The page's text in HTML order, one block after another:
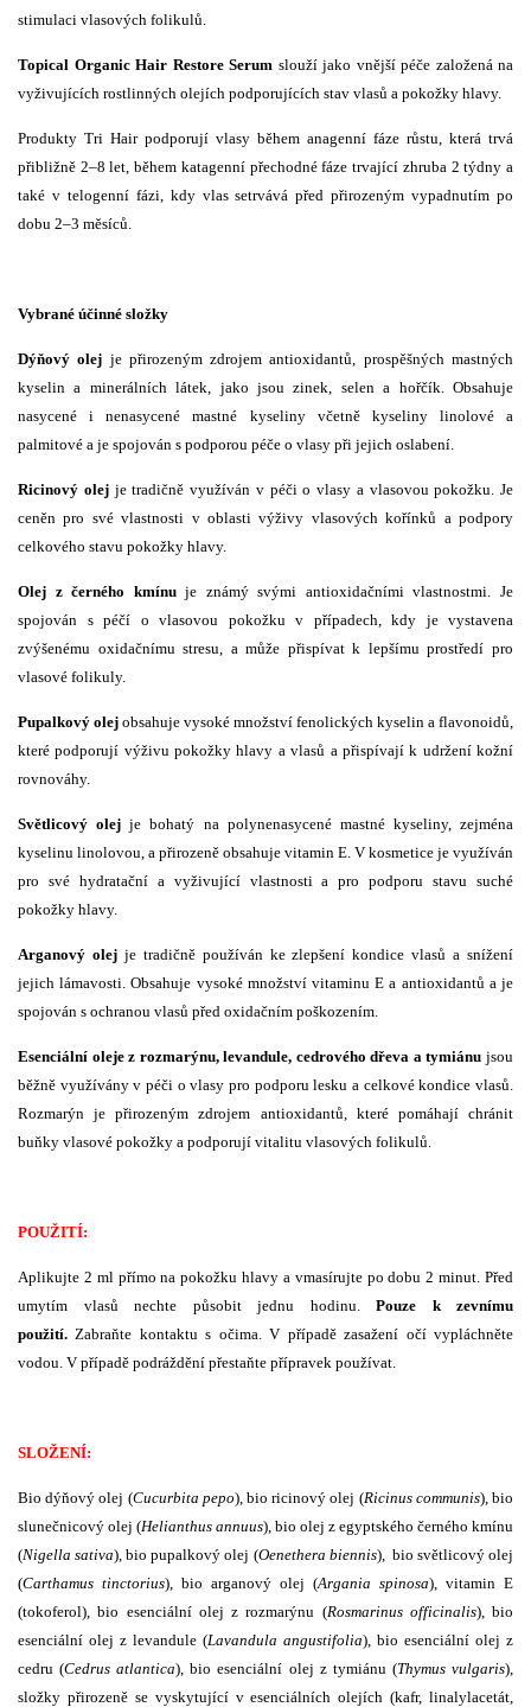
stimulaci vlasových folikulů.
Topical Organic Hair Restore Serum slouží jako vnější péče založená na
vyživujících rostlinných olejích podporujících stav vlasů a pokožky hlavy.
Produkty Tri Hair podporují vlasy během anagenní fáze růstu, která trvá
přibližně 2–8 let, během katagenní přechodné fáze trvající zhruba 2 týdny a
také v telogenní fázi, kdy vlas setrvává před přirozeným vypadnutím po
dobu 2–3 měsíců.
Vybrané účinné složky
Dýňový olej je přirozeným zdrojem antioxidantů, prospěšných mastných
kyselin a minerálních látek, jako jsou zinek, selen a hořčík. Obsahuje
nasycené i nenasycené mastné kyseliny včetně kyseliny linolové a
palmitové a je spojován s podporou péče o vlasy při jejich oslabení.
Ricinový olejje tradičně využíván v péči o vlasy a vlasovou pokožku. Je
ceněn pro své vlastnosti v oblasti výživy vlasových kořínků a podpory
celkového stavu pokožky hlavy.
Olej z černého kmínuje známý svými antioxidačními vlastnostmi. Je
spojován s péčí o vlasovou pokožku v případech, kdy je vystavena
zvýšenému oxidačnímu stresu, a může přispívat k lepšímu prostředí pro
vlasové folikuly.
Pupalkový olej obsahuje vysoké množství fenolických kyselin a flavonoidů,
které podporují výživu pokožky hlavy a vlasů a přispívají k udržení kožní
rovnováhy.
Světlicový olej je bohatý na polynenasycené mastné kyseliny, zejména
kyselinu linolovou, a přirozeně obsahuje vitamin E. V kosmetice je využíván
pro své hydratační a vyživující vlastnosti a pro podporu stavu suché
pokožky hlavy.
Arganový olejje tradičně používán ke zlepšení kondice vlasů a snížení
jejich lámavosti. Obsahuje vysoké množství vitaminu E a antioxidantů a je
spojován s ochranou vlasů před oxidačním poškozením.
Esenciální oleje z rozmarýnu, levandule, cedrového dřeva a tymiánu jsou
běžně využívány v péči o vlasy pro podporu lesku a celkové kondice vlasů.
Rozmarýn je přirozeným zdrojem antioxidantů, které pomáhají chránit
buňky vlasové pokožky a podporují vitalitu vlasových folikulů.
POUŽITÍ:
Aplikujte 2 ml přímo na pokožku hlavy a vmasírujte po dobu 2 minut. Před
umytím vlasů nechte působit jednu hodinu. Pouze k zevnímu
použití. Zabraňte kontaktu s očima. V případě zasažení očí vypláchněte
vodou. V případě podráždění přestaňte přípravek používat.
SLOŽENÍ:
Bio dýňový olej (Cucurbita pepo), bio ricinový olej (Ricinus communis), bio
slunečnicový olej (Helianthus annuus), bio olej z egyptského černého kmínu
(Nigella sativa), bio pupalkový olej (Oenethera biennis), bio světlicový olej
(Carthamus tinctorius), bio arganový olej (Argania spinosa), vitamin E
(tokoferol), bio esenciální olej z rozmarýnu (Rosmarinus officinalis), bio
esenciální olej z levandule (Lavandula angustifolia), bio esenciální olej z
cedru (Cedrus atlantica), bio esenciální olej z tymiánu (Thymus vulgaris),
složky přirozeně se vyskytující v esenciálních olejích (kafr, linalylacetát,